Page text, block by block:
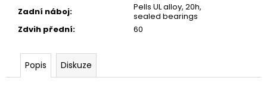
Zadní náboj:
Pells UL alloy, 20h,
sealed bearings
Zdvih přední: 60
Popis Diskuze